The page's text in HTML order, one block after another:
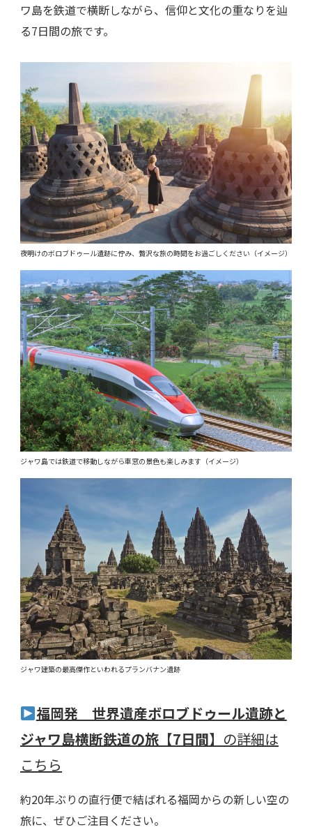
ワ島を鉄道で横断しながら、信仰と文化の重なりを辿
る7日間の旅です。
夜明けのボロブドゥール遺跡に佇み、贅沢な旅の時間をお過ごしください（イメージ）
ジャワ島では鉄道で移動しながら車窓の景色も楽しみます（イメージ）
ジャワ建築の最高傑作といわれるプランバナン遺跡
福岡発 世界遺産ボロブドゥール遺跡と
ジャワ島横断鉄道の旅【7日間】 の詳細は
こちら
約20年ぶりの直行便で結ばれる福岡からの新しい空の
旅に、ぜひご注目ください。